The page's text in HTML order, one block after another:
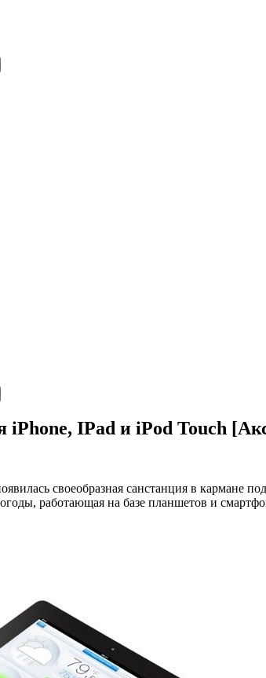
IPad и iPod Touch
своеобразная санстанция в кармане
работающая на базе планшетов и